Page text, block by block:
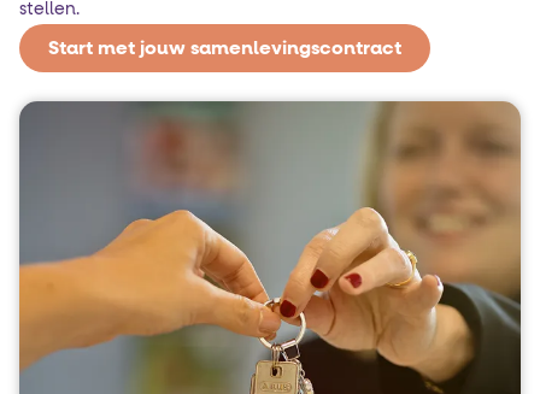
stellen.
Start met jouw samenlevingscontract